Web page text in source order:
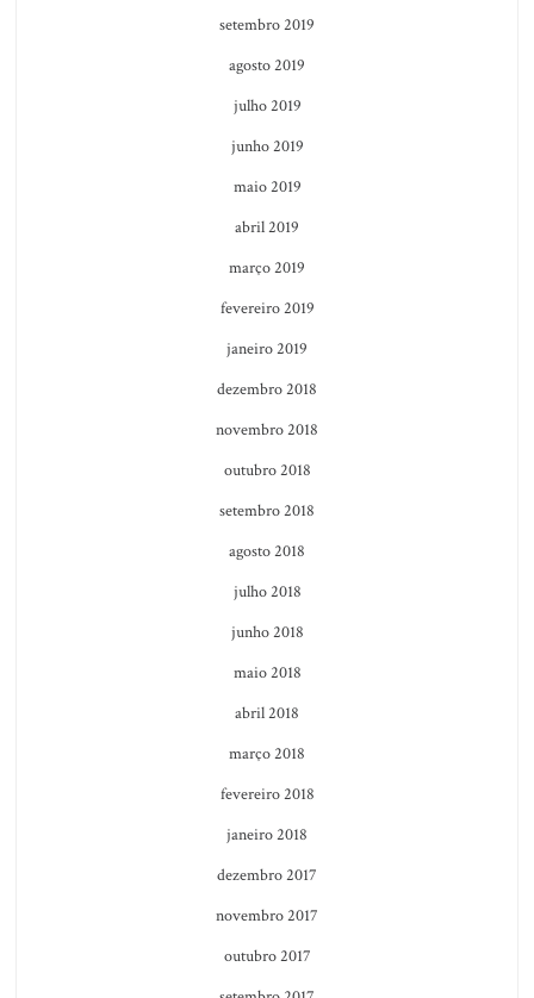
setembro 2019
agosto 2019
julho 2019
junho 2019
maio 2019
abril 2019
março 2019
fevereiro 2019
janeiro 2019
dezembro 2018
novembro 2018
outubro 2018
setembro 2018
agosto 2018
julho 2018
junho 2018
maio 2018
abril 2018
março 2018
fevereiro 2018
janeiro 2018
dezembro 2017
novembro 2017
outubro 2017